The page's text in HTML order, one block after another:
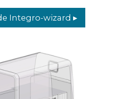
Integro-wizard ▸